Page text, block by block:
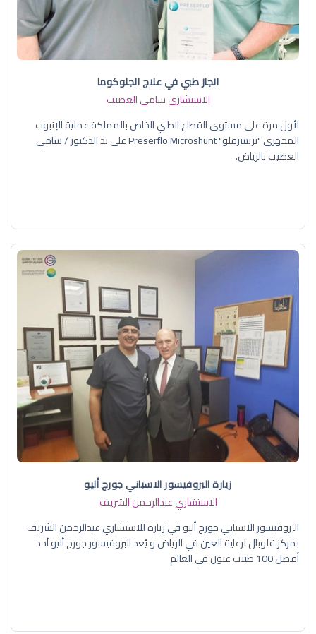
انجاز طبي في علاج الجلوكوما
الاستشاري سامي العضيب
لأول مرة على مستوى القطاع الطبي الخاص بالمملكة عملية الإنبوب
المجهري "بريسرفلو" Preserflo Microshunt على يد الدكتور / سامي
العضيب بالرياض.
زيارة البروفيسور الاسباني جورج أليو
الاستشاري عبدالرحمن الشريف
البروفيسور الاسباني جورج أليو في زيارة للاستشاري عبدالرحمن الشريف
بمركز قلوبال لرعاية العين في الرياض و يُعد البروفيسور جورج أليو أحد
أفضل 100 طبيب عيون في العالم